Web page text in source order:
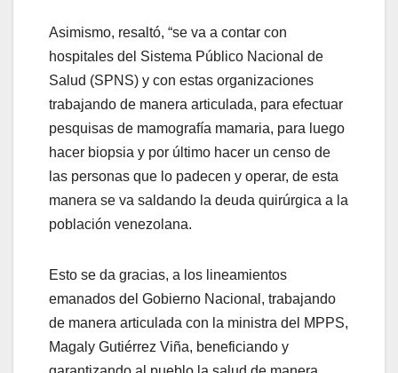
Asimismo, resaltó, “se va a contar con
hospitales del Sistema Público Nacional de
Salud (SPNS) y con estas organizaciones
trabajando de manera articulada, para efectuar
pesquisas de mamografía mamaria, para luego
hacer biopsia y por último hacer un censo de
las personas que lo padecen y operar, de esta
manera se va saldando la deuda quirúrgica a la
población venezolana.
Esto se da gracias, a los lineamientos
emanados del Gobierno Nacional, trabajando
de manera articulada con la ministra del MPPS,
Magaly Gutiérrez Viña, beneficiando y